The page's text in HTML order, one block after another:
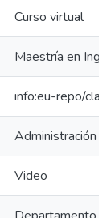
Curso virtual
Maestría en
info:eu-repo/
Administración
Video